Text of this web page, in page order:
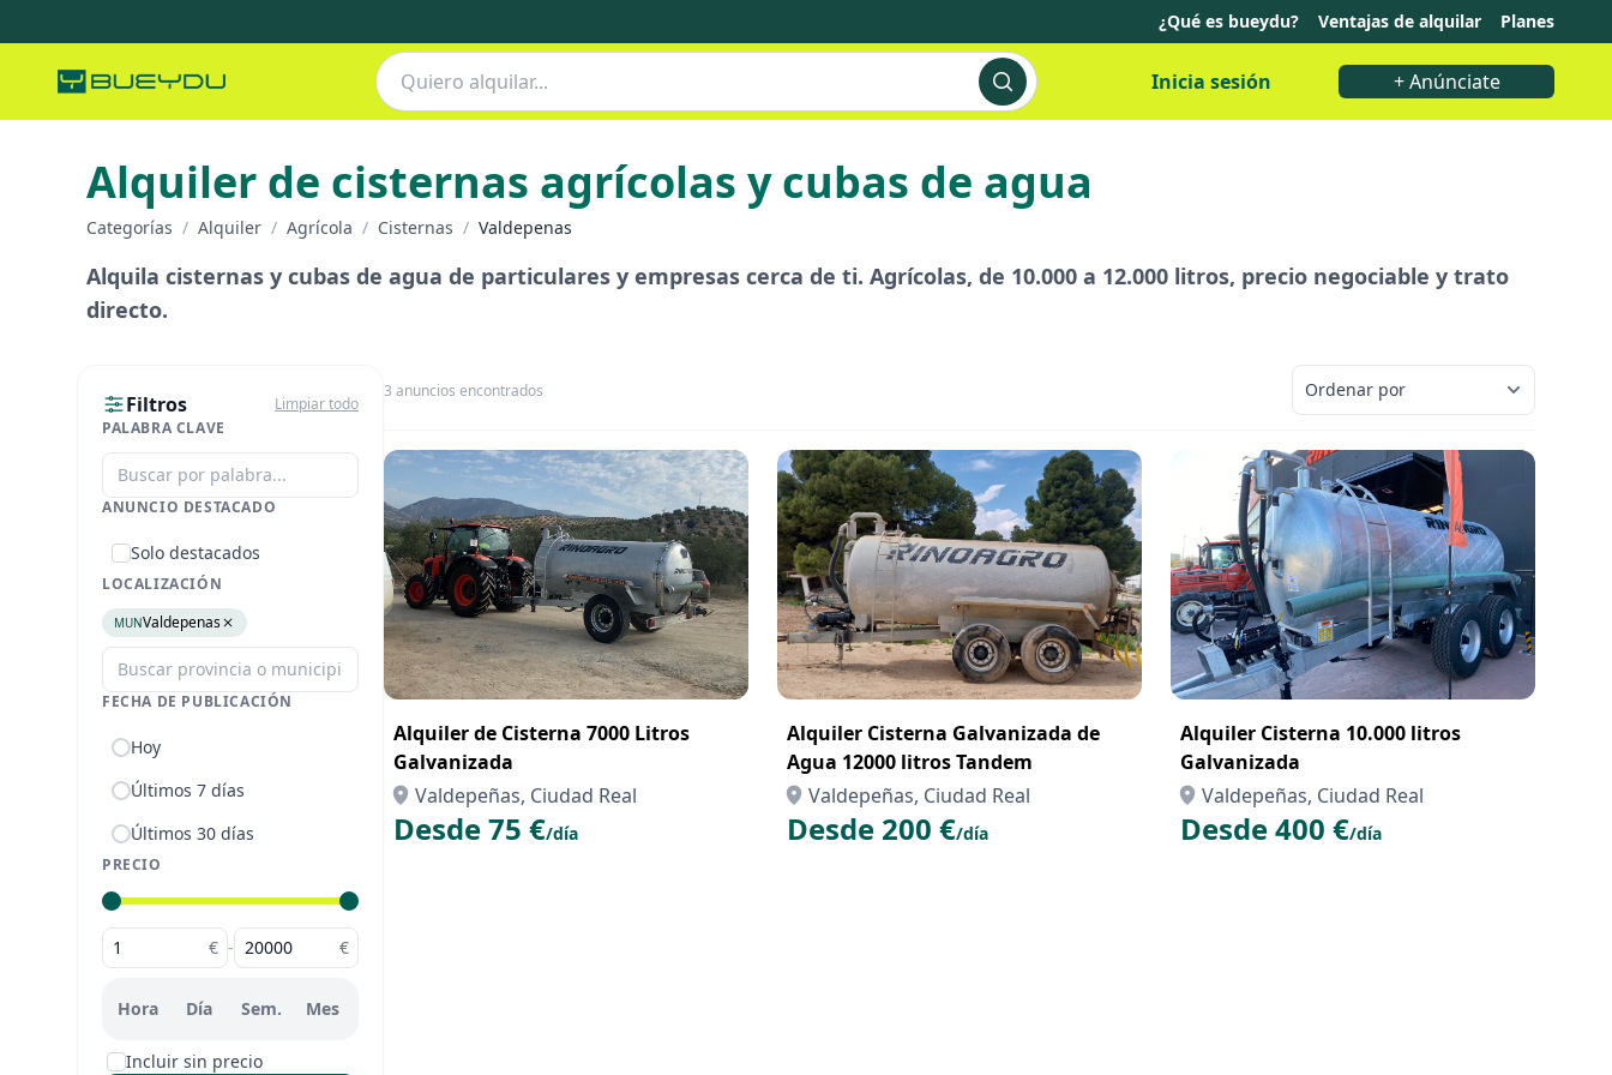
¿Qué es bueydu? Ventajas de alquilar Planes
Inicia sesión + Anúnciate
Alquiler de cisternas agrícolas y cubas de agua
Categorías / Alquiler / Agrícola / Cisternas / Valdepenas
Alquila cisternas y cubas de agua de particulares y empresas cerca de ti. Agrícolas, de 10.000 a 12.000 litros, precio negociable y trato
directo.
Filtros
Limpiar todo
PALABRA CLAVE
ANUNCIO DESTACADO
Solo destacados
LOCALIZACIÓN
MUNValdepenas
FECHA DE PUBLICACIÓN
Hoy
Últimos 7 días
Últimos 30 días
PRECIO
€ - €
Hora Día Sem. Mes
Incluir sin precio
3 anuncios encontrados
Alquiler de Cisterna 7000 Litros
Galvanizada
Valdepeñas, Ciudad Real
Desde 75 €/día
Alquiler Cisterna Galvanizada de
Agua 12000 litros Tandem
Valdepeñas, Ciudad Real
Desde 200 €/día
Alquiler Cisterna 10.000 litros
Galvanizada
Valdepeñas, Ciudad Real
Desde 400 €/día